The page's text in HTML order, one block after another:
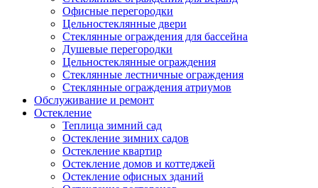
Офисные перегородки
Цельностеклянные двери
Стеклянные ограждения для бассейна
Душевые перегородки
Цельностеклянные ограждения
Стеклянные лестничные ограждения
Стеклянные ограждения атриумов
Обслуживание и ремонт
Остекление
Теплица зимний сад
Остекление зимних садов
Остекление квартир
Остекление домов и коттеджей
Остекление офисных зданий